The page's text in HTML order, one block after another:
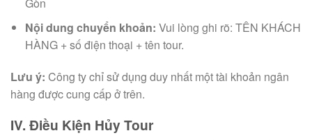
Gòn
Nội dung chuyển khoản: Vui lòng ghi rõ: TÊN KHÁCH
HÀNG + số điện thoại + tên tour.
Lưu ý: Công ty chỉ sử dụng duy nhất một tài khoản ngân
hàng được cung cấp ở trên.
IV. Điều Kiện Hủy Tour